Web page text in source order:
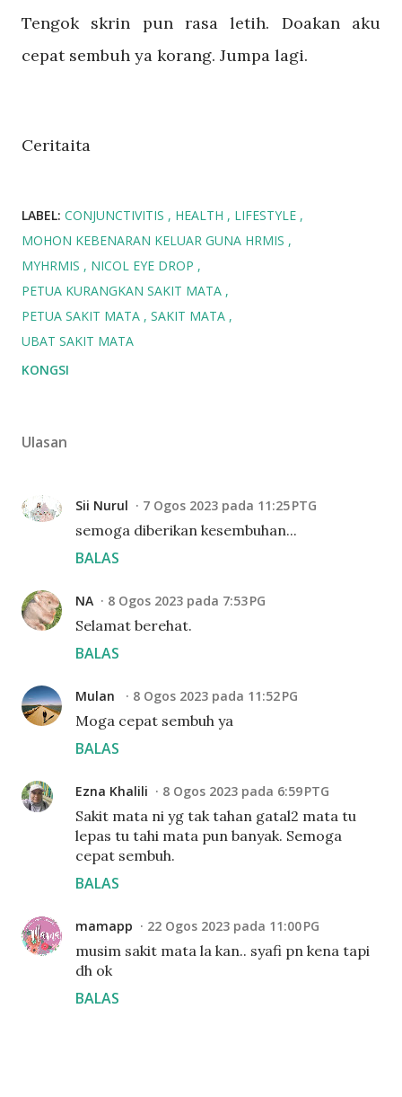
Tengok skrin pun rasa letih. Doakan aku
cepat sembuh ya korang. Jumpa lagi.
Ceritaita
LABEL: CONJUNCTIVITIS HEALTH
LIFESTYLE
MOHON KEBENARAN KELUAR GUNA HRMIS
MYHRMIS
NICOL EYE DROP
PETUA KURANGKAN SAKIT MATA
PETUA SAKIT MATA
SAKIT MATA
UBAT SAKIT MATA
KONGSI
Ulasan
Sii Nurul 7 Ogos 2023 pada 11:25 PTG
semoga diberikan kesembuhan...
BALAS
NA 8 Ogos 2023 pada 7:53 PG
Selamat berehat.
BALAS
Mulan 8 Ogos 2023 pada 11:52 PG
Moga cepat sembuh ya
BALAS
Ezna Khalili 8 Ogos 2023 pada 6:59 PTG
Sakit mata ni yg tak tahan gatal2 mata tu
lepas tu tahi mata pun banyak. Semoga
cepat sembuh.
BALAS
mamapp 22 Ogos 2023 pada 11:00 PG
musim sakit mata la kan.. syafi pn kena tapi
dh ok
BALAS